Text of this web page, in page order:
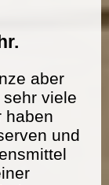
aber
viele
haben
und